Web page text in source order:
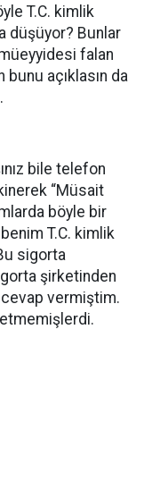
T.C. kimlik
düşüyor? Bunlar
falan
açıklasın da
bile telefon
“Müsait
böyle bir
T.C. kimlik
sigorta
şirketinden
cevap vermiştim.